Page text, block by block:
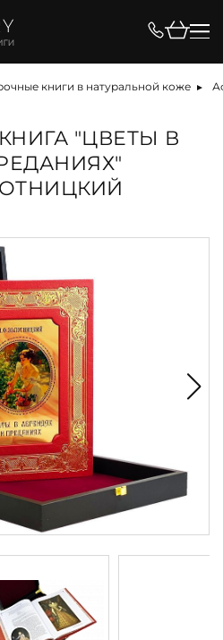
книги в натуральной коже
"ЦВЕТЫ В